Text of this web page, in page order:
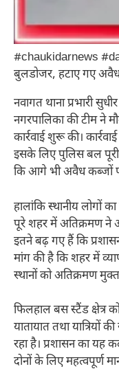
#chaukidarnews
बुलडोजर, हटाए गए
नवागत थाना प्रभारी
नगरपालिका की टीम ने
कार्रवाई शुरू की।
इसके लिए पुलिस बल पूरी
कि आगे भी अवैध कब्जों पर
हालांकि स्थानीय लोगों
पूरे शहर में अतिक्रमण ने
इतने बढ़ गए हैं कि
मांग की है कि शहर में
स्थानों को अतिक्रमण
फिलहाल बस स्टैंड क्षेत्र
यातायात तथा यात्रियों
रहा है। प्रशासन का यह
दोनों के लिए महत्वपूर्ण